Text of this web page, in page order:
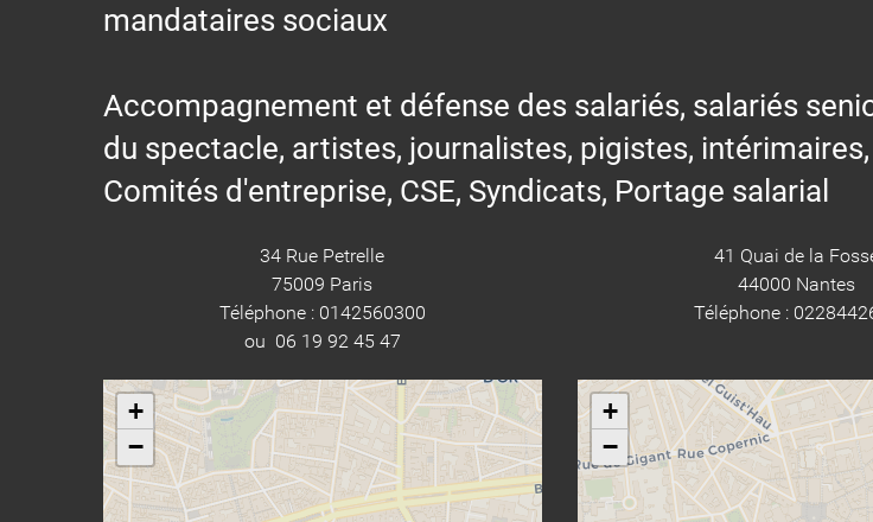
mandataires sociaux
Accompagnement et défense des salariés, salariés
du spectacle, artistes, journalistes, pigistes,
Comités d'entreprise, CSE, Syndicats, Portage salarial
34 Rue Petrelle
75009 Paris
Téléphone : 0142560300
ou 06 19 92 45 47
+
−
41 Quai de la
44000 Nantes
Téléphone :
+
−